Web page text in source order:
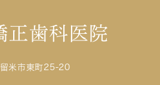
正歯科医院
米市東町25-20